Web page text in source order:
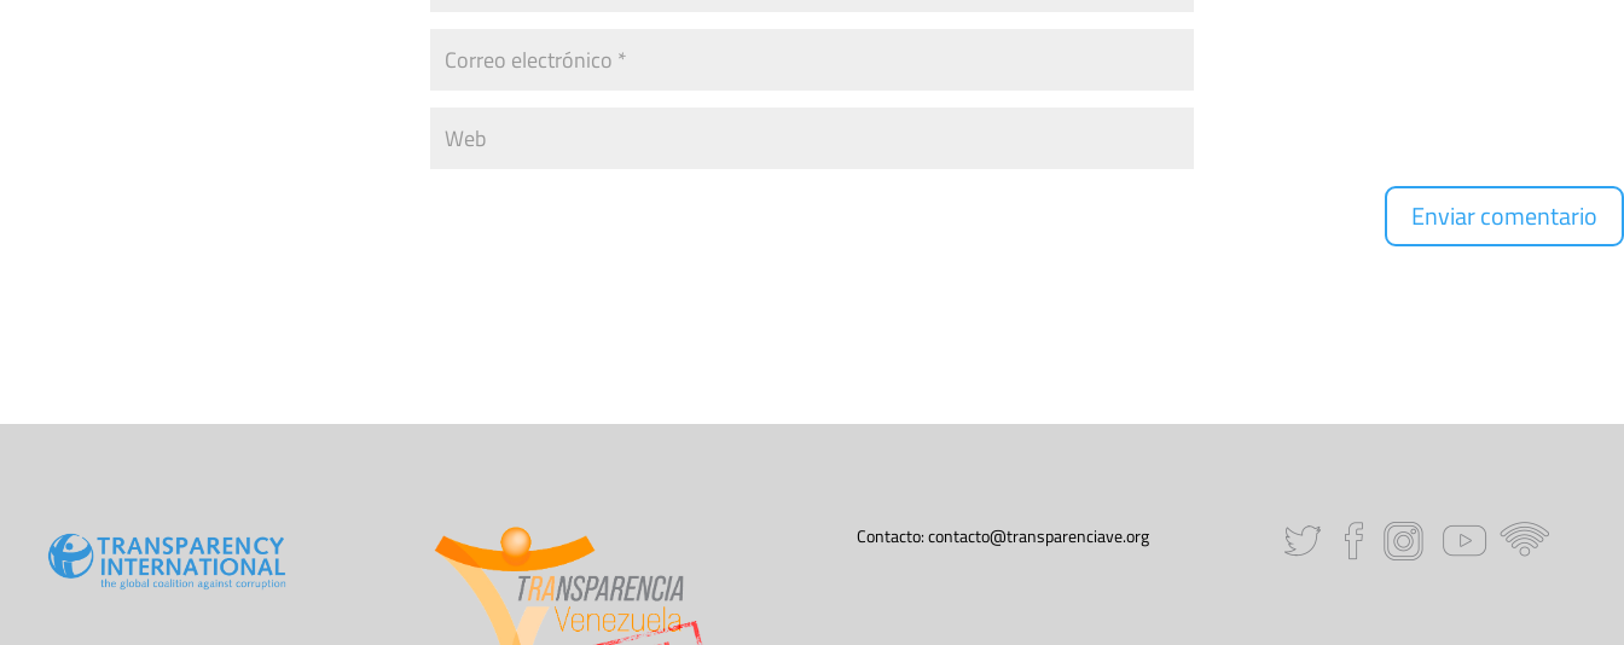
Contacto:contacto@transparenciave.org